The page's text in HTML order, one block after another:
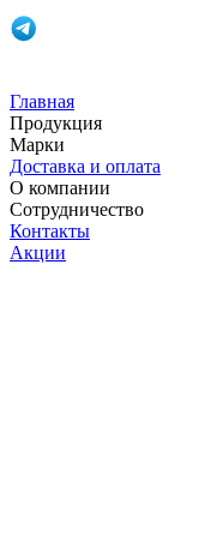
Главная
Продукция
Марки
Доставка и оплата
О компании
Сотрудничество
Контакты
Акции